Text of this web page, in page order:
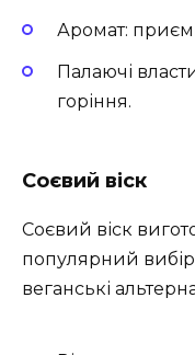
Аромат:
Палаючі
горіння.
Соєвий віск
Соєвий віск
популярний
веганські